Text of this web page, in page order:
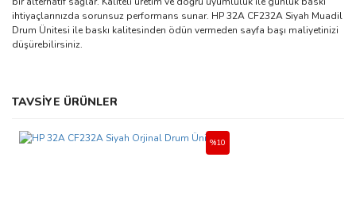
ihtiyaçlarınızda sorunsuz performans sunar. HP 32A CF232A Siyah Muadil
Drum Ünitesi ile baskı kalitesinden ödün vermeden sayfa başı maliyetinizi
düşürebilirsiniz.
Bu ürünün fiyat bilgisi, resim, ürün açıklamalarında ve diğer
konularda yetersiz gördüğünüz noktaları öneri formunu kullanarak
Görüş ve önerileriniz için teşekkür ederiz.
TAVSİYE ÜRÜNLER
%10